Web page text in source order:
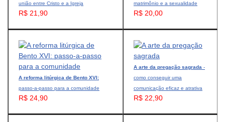
união entre Cristo e a Igreja
R$ 21,90
matrimônio e a sexualidade
R$ 20,00
A reforma litúrgica de Bento XVI:
passo-a-passo para a comunidade
R$ 24,90
A arte da pregação sagrada -
como conseguir uma
comunicação eficaz e atrativa
R$ 22,90